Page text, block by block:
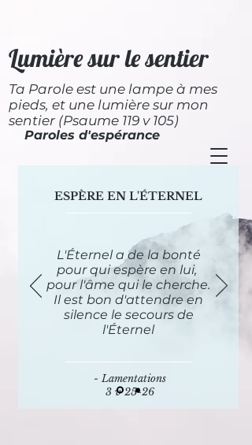
Lumière sur le sentier
Ta Parole est une lampe à mes
pieds, et une lumière sur mon
sentier (Psaume 119 v 105)
Paroles d'espérance
ESPÈRE EN L'ÉTERNEL
- Lamentations
3 v 25-26
L'Éternel a de la bonté
pour qui espère en lui,
pour l'âme qui le cherche.
Il est bon d'attendre en
silence le secours de
l'Éternel